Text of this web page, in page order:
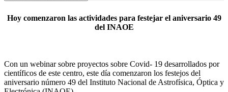
Hoy comenzaron las actividades para festejar el aniversario 49
del INAOE
Con un webinar sobre proyectos sobre Covid- 19 desarrollados por
científicos de este centro, este día comenzaron los festejos del
aniversario número 49 del Instituto Nacional de Astrofísica, Óptica y